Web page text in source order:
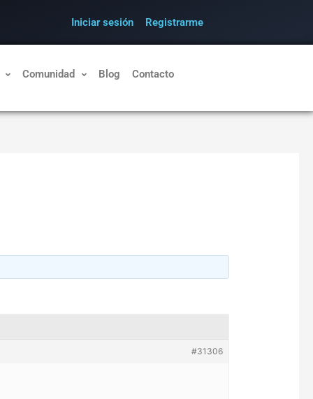
Iniciar sesión Registrarme
Comunidad Blog Contacto
#31306